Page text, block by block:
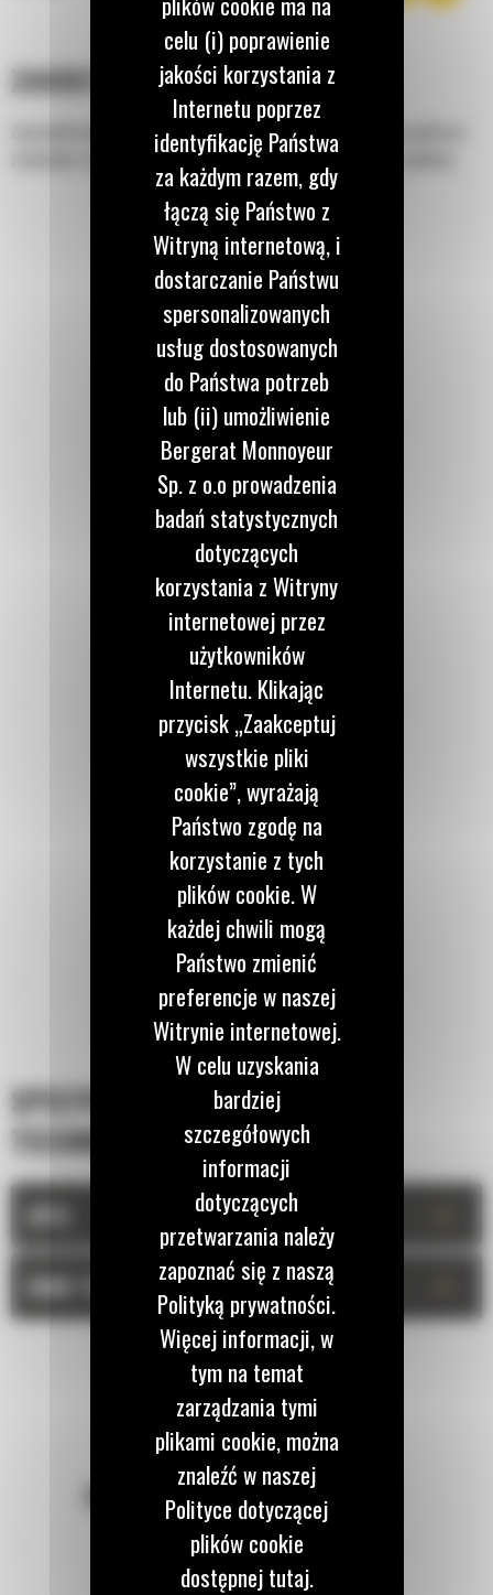
ZAKRZYWIONE PŁYTY BOCZNE
Zaprojektowana z myślą o lepszym utrzymywaniu materiału podczas
załadunku ciężarówek lub wykonywania prac na nierównym podłożu.
SPECYFIKACJA
TECHNICZNA
DANE TECHNICZNE
POZOSTAŃMY W KONTAKCIE
celu (i) poprawienie
jakości korzystania z
Internetu poprzez
identyfikację Państwa
za każdym razem, gdy
łączą się Państwo z
Witryną internetową, i
dostarczanie Państwu
spersonalizowanych
usług dostosowanych
do Państwa potrzeb
lub (ii) umożliwienie
Bergerat Monnoyeur
Sp. z o.o prowadzenia
badań statystycznych
dotyczących
korzystania z Witryny
internetowej przez
użytkowników
Internetu. Klikając
przycisk „Zaakceptuj
wszystkie pliki
cookie”, wyrażają
Państwo zgodę na
korzystanie z tych
plików cookie. W
każdej chwili mogą
Państwo zmienić
preferencje w naszej
Witrynie internetowej.
W celu uzyskania
bardziej
szczegółowych
informacji
dotyczących
przetwarzania należy
zapoznać się z naszą
Polityką prywatności.
Więcej informacji, w
tym na temat
zarządzania tymi
plikami cookie, można
znaleźć w naszej
Polityce dotyczącej
plików cookie
dostępnej tutaj.